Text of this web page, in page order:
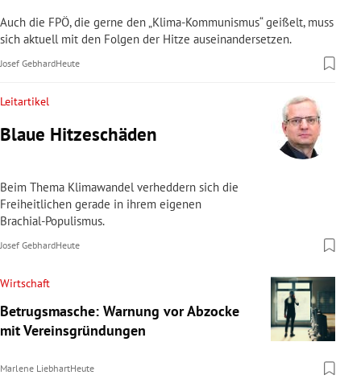
Auch die FPÖ, die gerne den „Klima-Kommunismus“ geißelt, muss
sich aktuell mit den Folgen der Hitze auseinandersetzen.
Josef GebhardHeute
Leitartikel
Blaue Hitzeschäden
Beim Thema Klimawandel verheddern sich die
Freiheitlichen gerade in ihrem eigenen
Brachial-Populismus.
Josef GebhardHeute
Wirtschaft
Betrugsmasche: Warnung vor Abzocke
mit Vereinsgründungen
Marlene LiebhartHeute